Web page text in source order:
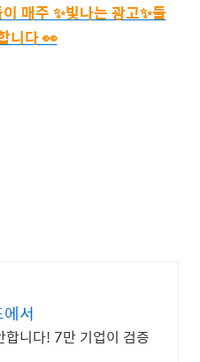
매주 ✨빛나는 광고✨들
니다 👀
서
합니다! 7만 기업이 검증